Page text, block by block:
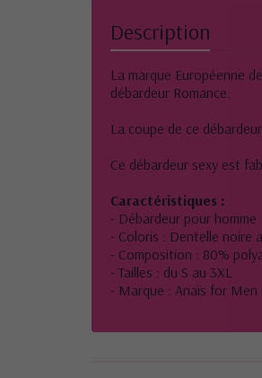
Description
La marque Européenne
débardeur Romance.
La coupe de ce
Ce débardeur sexy est
Caractéristiques :
- Débardeur pour homme
- Coloris : Dentelle noire
- Composition : 80%
- Tailles : du S au 3XL
- Marque : Anaïs for Men